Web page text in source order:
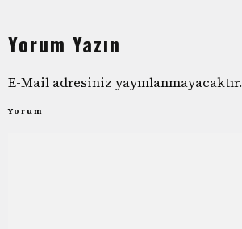
Yorum Yazın
E-Mail adresiniz yayınlanmayacaktır.
Yorum